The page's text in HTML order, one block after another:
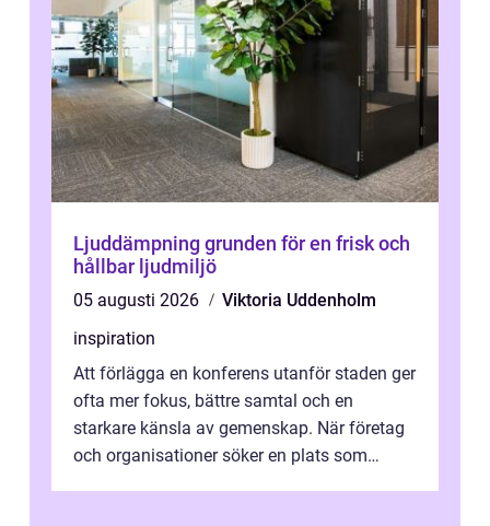
Ljuddämpning grunden för en frisk och
hållbar ljudmiljö
05 augusti 2026
Viktoria Uddenholm
inspiration
Att förlägga en konferens utanför staden ger
ofta mer fokus, bättre samtal och en
starkare känsla av gemenskap. När företag
och organisationer söker en plats som